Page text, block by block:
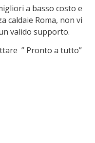
a basso costo e
caldaie Roma, non vi
valido supporto.
” Pronto a tutto”